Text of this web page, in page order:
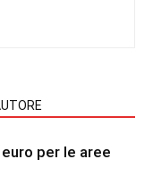
per le aree